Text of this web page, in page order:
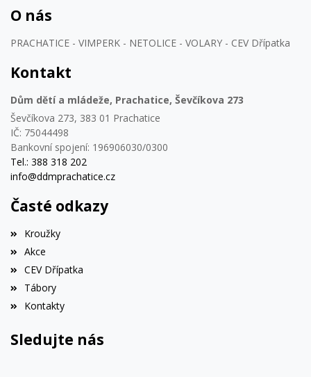
O nás
PRACHATICE - VIMPERK - NETOLICE - VOLARY - CEV Dřípatka
Kontakt
Dům dětí a mládeže, Prachatice, Ševčíkova 273
Ševčíkova 273, 383 01 Prachatice
IČ: 75044498
Bankovní spojení: 196906030/0300
Tel.: 388 318 202
info@ddmprachatice.cz
Časté odkazy
Kroužky
Akce
CEV Dřípatka
Tábory
Kontakty
Sledujte nás